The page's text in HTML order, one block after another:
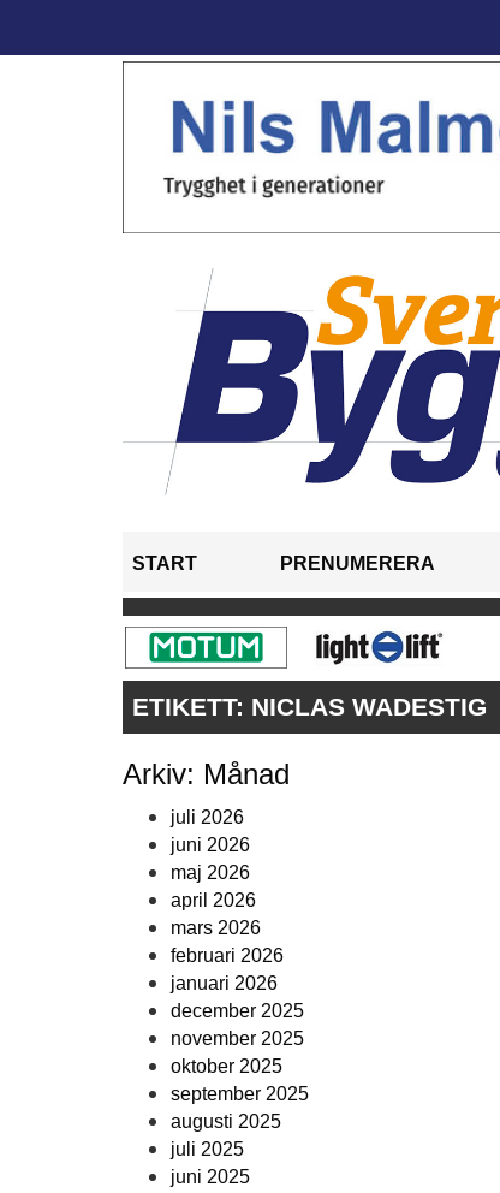
START PRENUMERERA
ETIKETT: NICLAS WADESTIG
Arkiv: Månad
juli 2026
juni 2026
maj 2026
april 2026
mars 2026
februari 2026
januari 2026
december 2025
november 2025
oktober 2025
september 2025
augusti 2025
juli 2025
juni 2025